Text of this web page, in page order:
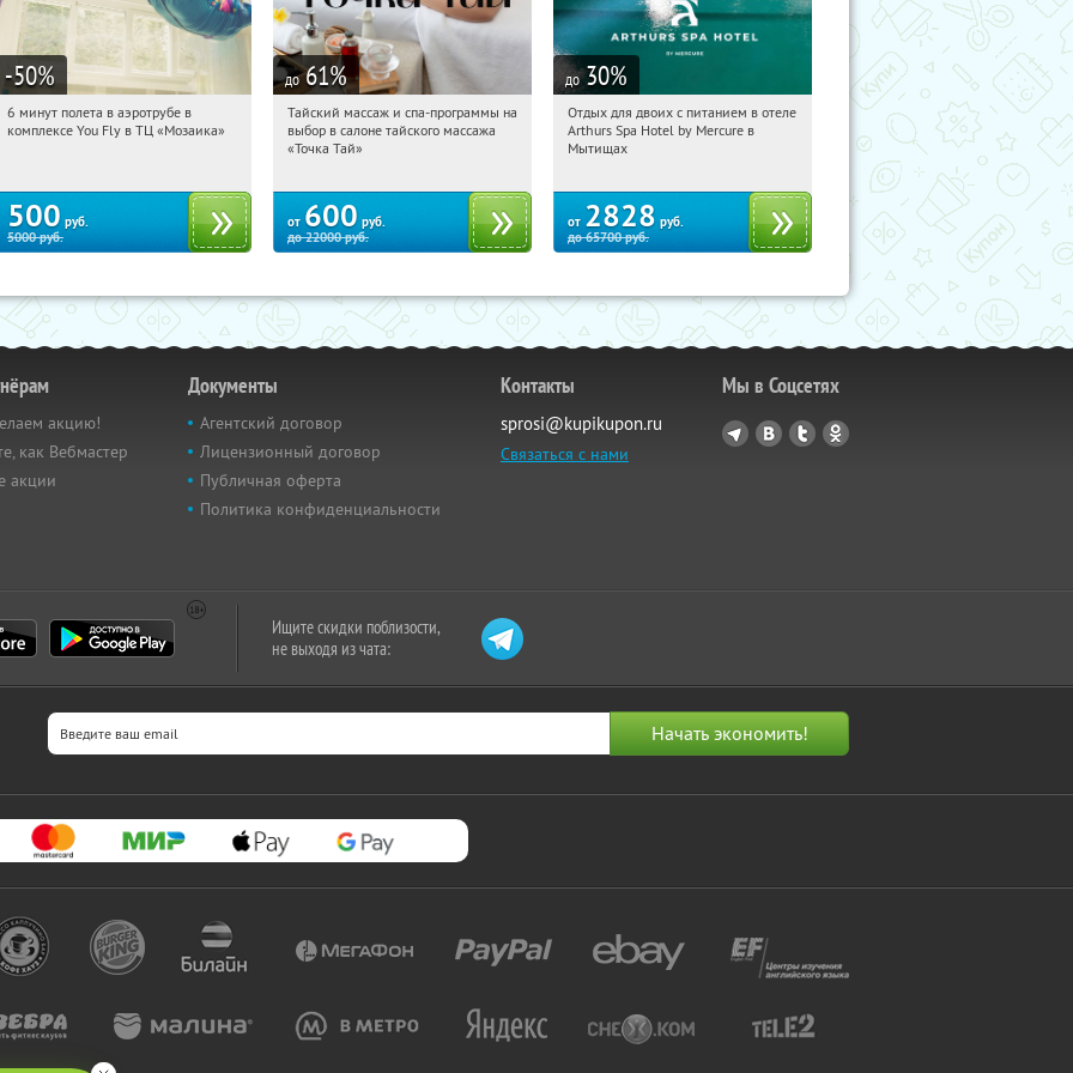
-50%
17:21:44 Купили:
6 минут полета в аэротрубе в
комплексе You Fly в ТЦ «Мозаика»
500 руб.
5000руб.
до 61%
17:21:44 Купили: 23
Чертановская
Тайский массаж и спа-программы на
выбор в салоне тайского массажа
«Точка Тай»
от 600 руб.
до22000руб.
до 30%
17:21:44
Купи первым!
Московская обл., г. Мытищи, д.
Отдых для двоих с питанием в отеле
Arthurs Spa Hotel by Mercure в
Мытищах
от 2828 руб.
до65700руб.
акцию!
как Вебмастер
акции
Документы
Агентский договор
Лицензионный договор
Публичная оферта
Политика конфиденциальности
Контакты
sprosi@kupikupon.ru
Связаться с нами
Мы в Соцсетях
Ищите скидки поблизости,
не выходя из чата: